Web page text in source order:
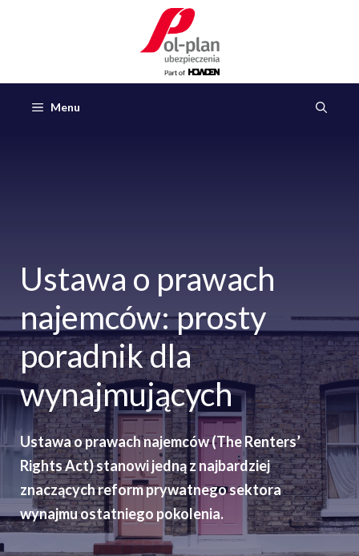
Menu
Ustawa o prawach
najemców: prosty
poradnik dla
wynajmujących
Ustawa o prawach najemców (The Renters’
Rights Act) stanowi jedną z najbardziej
znaczących reform prywatnego sektora
wynajmu ostatniego pokolenia.